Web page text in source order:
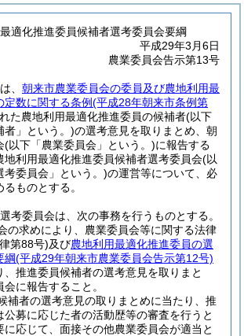
適化推進委員候補者選考委員会要綱
平成29年3月6日
農業委員会告示第13号
は、 朝来市農業委員会の委員及び農地利用最
数に関する条例(平成28年朝来市条例第
た農地利用最適化推進委員の候補者(以下
者」という。)の選考意見を取りまとめ、朝
(以下「農業委員会」という。)に報告する
地利用最適化推進委員候補者選考委員会(以
考委員会」という。)の運営等について、必
ものとする。
考委員会は、次の事務を行うものとする。
の求めにより、農業委員会等に関する法律
第88号)及び農地利用最適化推進委員の選
綱(平成29年朝来市農業委員会告示第12号)
、推進委員候補者の選考意見を取りまと
に報告すること。
補者の選考意見の取りまとめに当たり、推
公募に応じた者の活動歴等の審査を行うと
に応じて、面接その他農業委員会が適当と